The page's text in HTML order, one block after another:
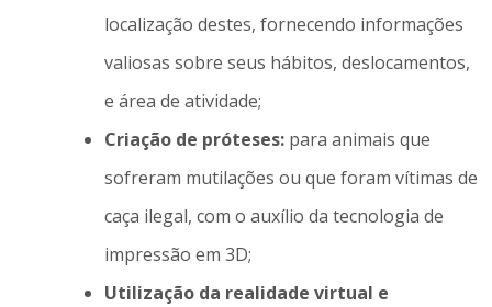
localização destes, fornecendo informações
valiosas sobre seus hábitos, deslocamentos,
e área de atividade;
Criação de próteses:para animais que
sofreram mutilações ou que foram vítimas de
caça ilegal, com o auxílio da tecnologia de
impressão em 3D;
Utilização da realidade virtual e